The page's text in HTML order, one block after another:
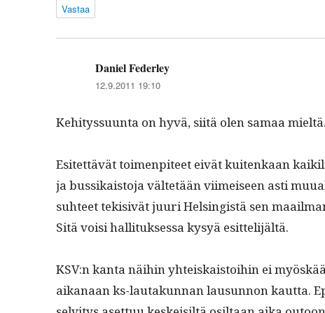
Vastaa
Daniel Federley
12.9.2011 19:10
Kehi­tys­su­un­ta on hyvä, siitä olen samaa mieltä.
Esitet­tävät toimen­piteet eivät kuitenkaan
ja bus­sikaisto­ja väl­tetään viimeiseen asti
suh­teet tek­i­sivät juuri Helsingistä sen
Sitä voisi hal­li­tuk­ses­sa kysyä esittelijältä.
KSV:n kan­ta näi­hin yhteiskaistoi­hin ei
aikanaan ks-lau­takun­nan lausun­non kaut­ta.